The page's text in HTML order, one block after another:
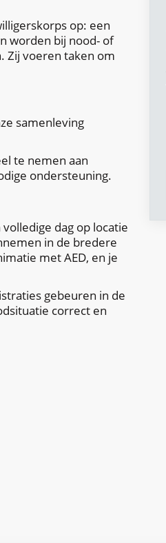
op: een
worden bij nood- of
Zij voeren taken om
samenleving
te nemen aan
ondersteuning.
dag op locatie
in de bredere
met AED, en je
gebeuren in de
correct en